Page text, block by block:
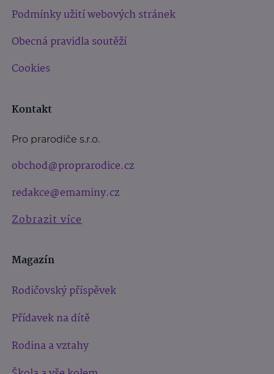
Podmínky užití webových stránek
Obecná pravidla soutěží
Cookies
Kontakt
Pro prarodiče s.r.o.
obchod@proprarodice.cz
redakce@emaminy.cz
Zobrazit více
Magazín
Rodičovský příspěvek
Přídavek na dítě
Rodina a vztahy